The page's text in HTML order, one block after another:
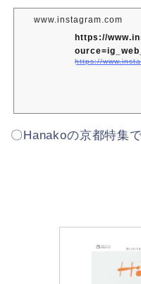
www.instagram.com
https://
〇Hanakoの京都特集